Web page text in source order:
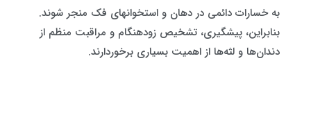
به خسارات دائمی در دهان و استخوانهای فک منجر شوند.
بنابراین، پیشگیری، تشخیص زودهنگام و مراقبت منظم از
دندان‌ها و لثه‌ها از اهمیت بسیاری برخوردارند.